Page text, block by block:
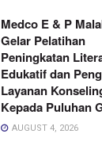
Medco E & P
Gelar Pelatihan
Peningkatan
Edukatif dan
Layanan
Kepada Puluhan
AUGUST 4, 2026